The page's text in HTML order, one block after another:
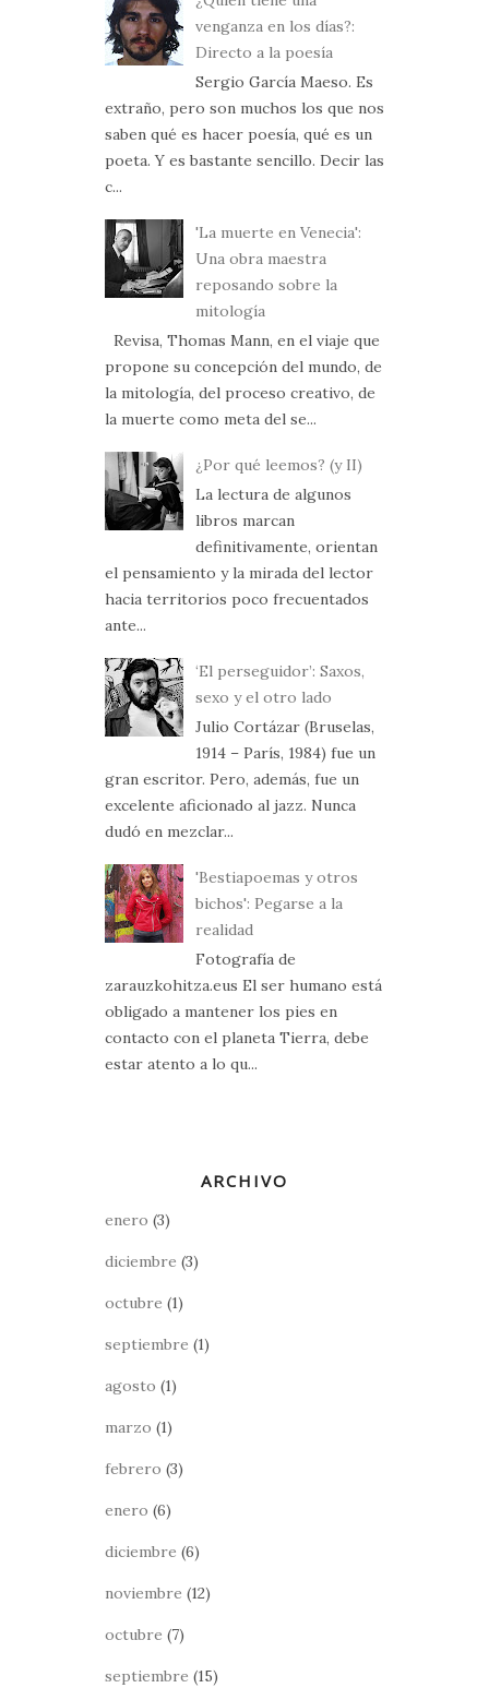
venganza en los días?:
Directo a la poesía
Sergio García Maeso. Es
extraño, pero son muchos los que nos
saben qué es hacer poesía, qué es un
poeta. Y es bastante sencillo. Decir las
c...
'La muerte en Venecia':
Una obra maestra
reposando sobre la
mitología
Revisa, Thomas Mann, en el viaje que
propone su concepción del mundo, de
la mitología, del proceso creativo, de
la muerte como meta del se...
¿Por qué leemos? (y II)
La lectura de algunos
libros marcan
definitivamente, orientan
el pensamiento y la mirada del lector
hacia territorios poco frecuentados
ante...
‘El perseguidor’: Saxos,
sexo y el otro lado
Julio Cortázar (Bruselas,
1914 – París, 1984) fue un
gran escritor. Pero, además, fue un
excelente aficionado al jazz. Nunca
dudó en mezclar...
'Bestiapoemas y otros
bichos': Pegarse a la
realidad
Fotografía de
zarauzkohitza.eus El ser humano está
obligado a mantener los pies en
contacto con el planeta Tierra, debe
estar atento a lo qu...
ARCHIVO
enero (3)
diciembre (3)
octubre (1)
septiembre (1)
agosto (1)
marzo (1)
febrero (3)
enero (6)
diciembre (6)
noviembre (12)
octubre (7)
septiembre (15)